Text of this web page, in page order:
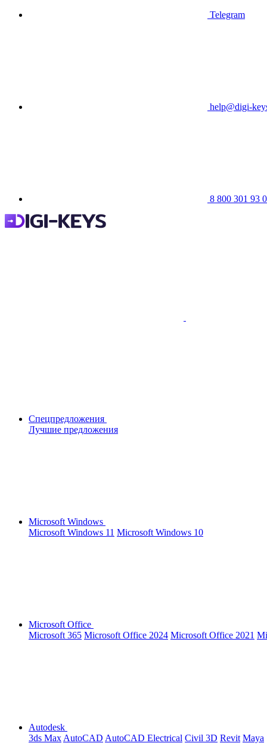
Telegram
help@digi-
8 800 301 93
Спецпредложения
Лучшие предложения
Microsoft Windows
Microsoft Windows 11 Microsoft Windows 10
Microsoft Office
Microsoft 365 Microsoft Office 2024 Microsoft Office 2021
Autodesk
3ds Max AutoCAD AutoCAD Electrical Civil 3D Revit Maya